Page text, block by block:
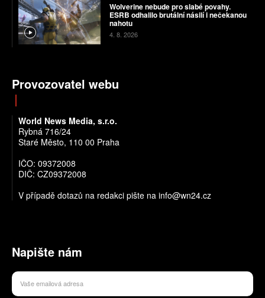
Wolverine nebude pro slabé povahy.
ESRB odhalilo brutální násilí i nečekanou
nahotu
4. 8. 2026
Provozovatel webu
World News Media, s.r.o.
Rybná 716/24
Staré Město, 110 00 Praha
IČO: 09372008
DIČ: CZ09372008
V případě dotazů na redakci pište na info@wn24.cz
Napište nám